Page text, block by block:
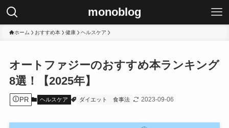
monoblog
ホーム おすすめ本 健康 ヘルスケア
オートファジーのおすすめ本ランキング
8選！【2025年】
PR ヘルスケア ダイエット 食事法 2023-09-06